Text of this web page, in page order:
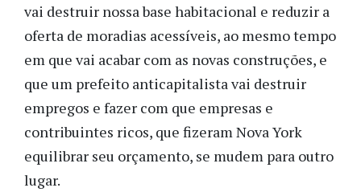
vai destruir nossa base habitacional e reduzir a
oferta de moradias acessíveis, ao mesmo tempo
em que vai acabar com as novas construções, e
que um prefeito anticapitalista vai destruir
empregos e fazer com que empresas e
contribuintes ricos, que fizeram Nova York
equilibrar seu orçamento, se mudem para outro
lugar.